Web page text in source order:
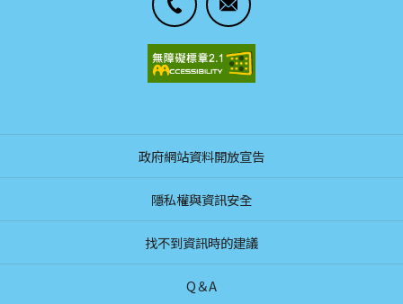
政府網站資料開放宣告
隱私權與資訊安全
找不到資訊時的建議
Q＆A